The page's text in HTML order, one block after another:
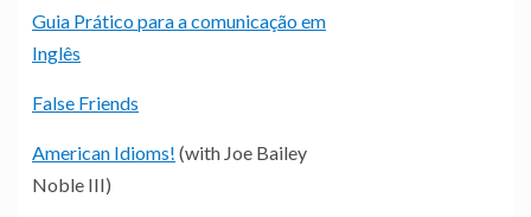
Guia Prático para a comunicação em
Inglês
False Friends
American Idioms! (with Joe Bailey
Noble III)